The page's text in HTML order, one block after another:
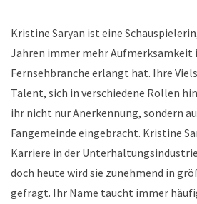
Kristine Saryan ist eine
Jahren immer mehr Aufmerksamkeit
Fernsehbranche erlangt hat. Ihre
Talent, sich in verschiedene Rollen
ihr nicht nur Anerkennung, sondern
Fangemeinde eingebracht. Kristine
Karriere in der
doch heute wird sie zunehmend in
gefragt. Ihr Name taucht immer